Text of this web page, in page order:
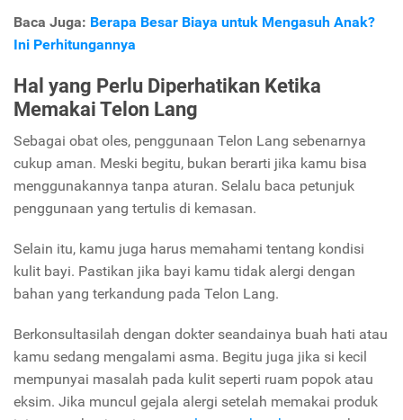
Baca Juga: Berapa Besar Biaya untuk Mengasuh Anak?
Ini Perhitungannya
Hal yang Perlu Diperhatikan Ketika
Memakai Telon Lang
Sebagai obat oles, penggunaan Telon Lang sebenarnya
cukup aman. Meski begitu, bukan berarti jika kamu bisa
menggunakannya tanpa aturan. Selalu baca petunjuk
penggunaan yang tertulis di kemasan.
Selain itu, kamu juga harus memahami tentang kondisi
kulit bayi. Pastikan jika bayi kamu tidak alergi dengan
bahan yang terkandung pada Telon Lang.
Berkonsultasilah dengan dokter seandainya buah hati atau
kamu sedang mengalami asma. Begitu juga jika si kecil
mempunyai masalah pada kulit seperti ruam popok atau
eksim. Jika muncul gejala alergi setelah memakai produk